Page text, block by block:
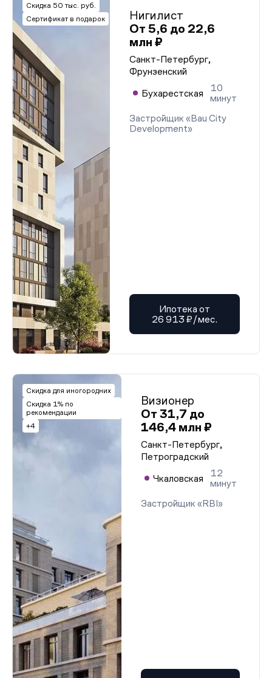
Скидка 50 тыс. руб.
Сертификат в подарок
Нигилист
От 5,6 до 22,6
млн ₽
Санкт-Петербург,
Фрунзенский
Бухарестская
10
минут
Застройщик «Bau City
Development»
Ипотека от
26 913 ₽/мес.
Скидка для иногородних
Скидка 1% по
рекомендации
+4
Визионер
От 31,7 до
146,4 млн ₽
Санкт-Петербург,
Петроградский
Чкаловская
12
минут
Застройщик «RBI»